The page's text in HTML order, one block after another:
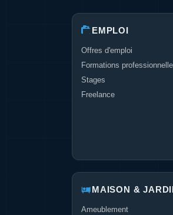
EMPLOI
Offres d'emploi
Formations
Stages
Freelance
MAISON &
Ameublement